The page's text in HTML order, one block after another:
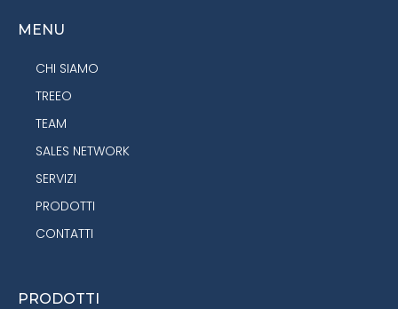
MENU
CHI SIAMO
TREEO
TEAM
SALES NETWORK
SERVIZI
PRODOTTI
CONTATTI
PRODOTTI